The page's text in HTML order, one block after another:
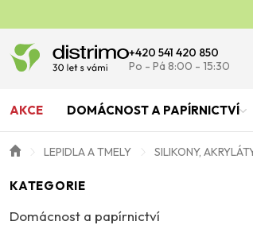
+420 541 420 850
Po - Pá 8:00 - 15:30
AKCE DOMÁCNOST A PAPÍRNICTVÍ
LEPIDLA A TMELY SILIKONY,
KATEGORIE
Domácnost a papírnictví